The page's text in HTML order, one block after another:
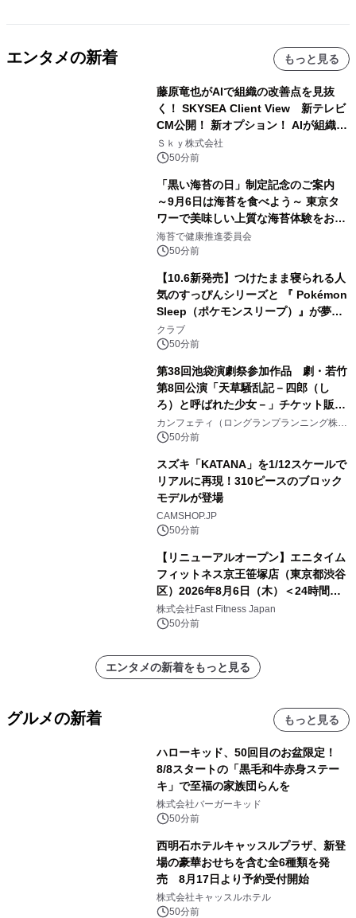
エンタメの新着 もっと見る
藤原竜也がAIで組織の改善点を見抜
く！ SKYSEA Client View 新テレビ
CM公開！ 新オプション！ AIが組織の
業務実態を分析し労務改善を支援。 藤
原竜也メイキング動画公開 「もしAIが
る自信がある」「昨年の夏はカブトム
シを捕まえたり、虫と戦ったり…」
Ｓｋｙ株式会社
50分前
「黒い海苔の日」制定記念のご案内
～9月6日は海苔を食べよう～ 東京タ
ワーで美味しい上質な海苔体験をお届
けします！
海苔で健康推進委員会
50分前
【10.6新発売】つけたまま寝られる人
気のすっぴんシリーズと 『 Pokémon
Sleep（ポケモンスリープ）』が夢の
コラボレーション！
クラブ
50分前
第38回池袋演劇祭参加作品 劇・若竹
第8回公演「天草騒乱記－四郎（し
ろ）と呼ばれた少女－」チケット販売
開始
カンフェティ（ロングランプランニング株式
会社）
50分前
スズキ「KATANA」を1/12スケールで
リアルに再現！310ピースのブロック
モデルが登場
CAMSHOP.JP
50分前
【リニューアルオープン】エニタイム
フィットネス京王笹塚店（東京都渋谷
区）2026年8月6日（木）＜24時間年
中無休のフィットネスジム＞
株式会社Fast Fitness Japan
50分前
エンタメの新着をもっと見る
グルメの新着 もっと見る
ハローキッド、50回目のお盆限定！
8/8スタートの「黒毛和牛赤身ステー
キ」で至福の家族団らんを
株式会社バーガーキッド
50分前
西明石ホテルキャッスルプラザ、新登
場の豪華おせちを含む全6種類を発
売 8月17日より予約受付開始
株式会社キャッスルホテル
50分前